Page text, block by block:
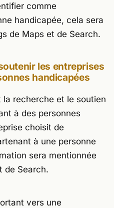
comme
handicapée, cela sera
de Maps et de Search.
les entreprises
handicapées
recherche et le soutien
à des personnes
choisit de
à une personne
sera mentionnée
de Search.
vers une